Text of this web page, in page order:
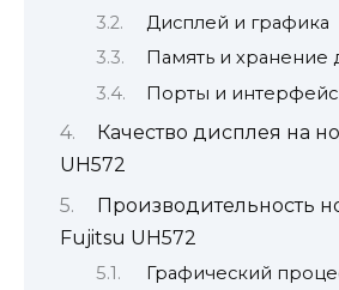
Дисплей и графика
Память и хранение
Порты и
Качество дисплея на
UH572
Производительность
Fujitsu UH572
Графический